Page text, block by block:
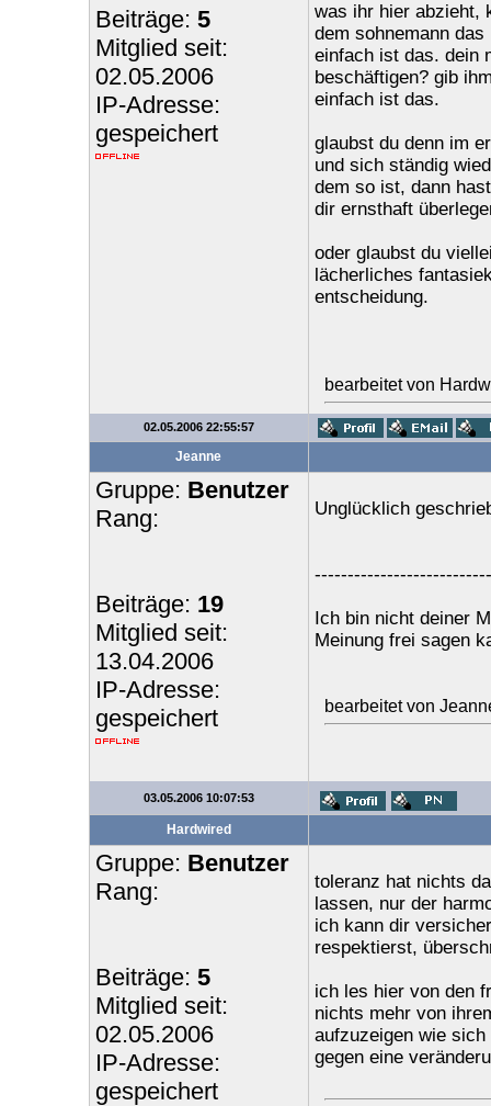
Beiträge: 5
Mitglied seit:
02.05.2006
IP-Adresse:
gespeichert
was ihr hier abzieht,
dem sohnemann
einfach ist das. dein
beschäftigen? gib
einfach ist das.
glaubst du denn im
und sich ständig
dem so ist, dann
dir ernsthaft
oder glaubst du
lächerliches
entscheidung.
bearbeitet von
02.05.2006 22:55:57
Jeanne
Gruppe: Benutzer
Rang:
Beiträge: 19
Mitglied seit:
13.04.2006
IP-Adresse:
gespeichert
Unglücklich
Ich bin nicht deiner
Meinung frei sagen
bearbeitet von
03.05.2006 10:07:53
Hardwired
Gruppe: Benutzer
Rang:
Beiträge: 5
Mitglied seit:
02.05.2006
IP-Adresse:
gespeichert
toleranz hat nichts
lassen, nur der
ich kann dir
respektierst,
ich les hier von den
nichts mehr von
aufzuzeigen wie
gegen eine